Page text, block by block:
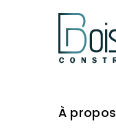
À propos